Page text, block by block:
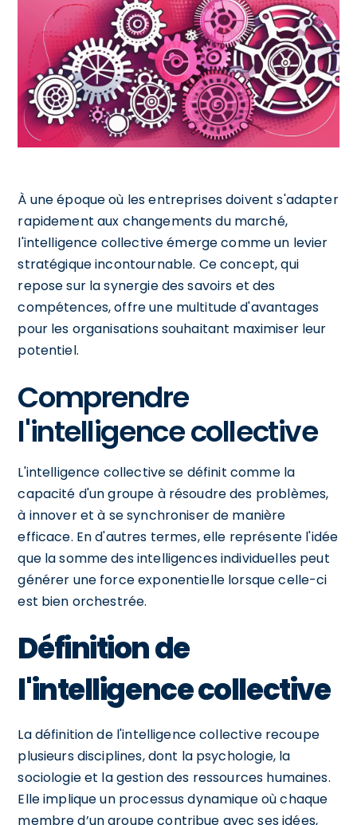
À une époque où les entreprises doivent s'adapter
rapidement aux changements du marché,
l'intelligence collective émerge comme un levier
stratégique incontournable. Ce concept, qui
repose sur la synergie des savoirs et des
compétences, offre une multitude d'avantages
pour les organisations souhaitant maximiser leur
potentiel.
Comprendre
l'intelligence collective
L'intelligence collective se définit comme la
capacité d'un groupe à résoudre des problèmes,
à innover et à se synchroniser de manière
efficace. En d'autres termes, elle représente l'idée
que la somme des intelligences individuelles peut
générer une force exponentielle lorsque celle-ci
est bien orchestrée.
Définition de
l'intelligence collective
La définition de l'intelligence collective recoupe
plusieurs disciplines, dont la psychologie, la
sociologie et la gestion des ressources humaines.
Elle implique un processus dynamique où chaque
membre d’un groupe contribue avec ses idées,